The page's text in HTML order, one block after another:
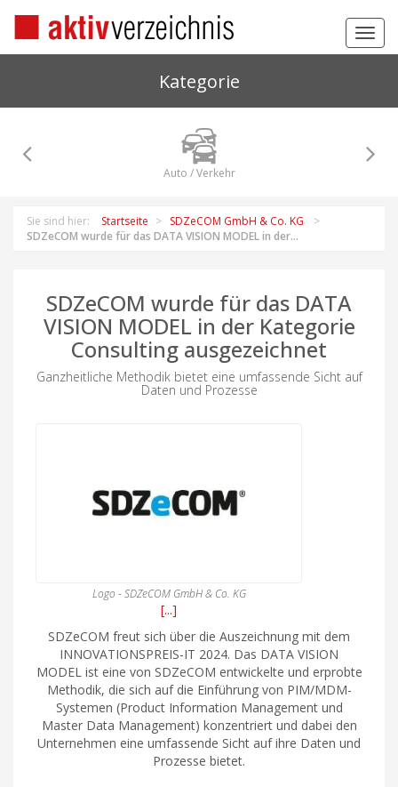
Kategorie
Auto / Verkehr
Sie sind hier: Startseite
SDZeCOM GmbH & Co. KG
SDZeCOM wurde für das DATA VISION MODEL in der...
SDZeCOM wurde für das DATA
VISION MODEL in der Kategorie
Consulting ausgezeichnet
Ganzheitliche Methodik bietet eine umfassende Sicht auf
Daten und Prozesse
Logo - SDZeCOM GmbH & Co. KG
[...]
SDZeCOM freut sich über die Auszeichnung mit dem
INNOVATIONSPREIS-IT 2024. Das DATA VISION
MODEL ist eine von SDZeCOM entwickelte und erprobte
Methodik, die sich auf die Einführung von PIM/MDM-
Systemen (Product Information Management und
Master Data Management) konzentriert und dabei den
Unternehmen eine umfassende Sicht auf ihre Daten und
Prozesse bietet.